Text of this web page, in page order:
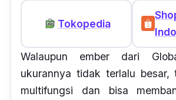
Tokopedia
Walaupun ember dari
ukurannya tidak terlalu besar,
multifungsi dan bisa